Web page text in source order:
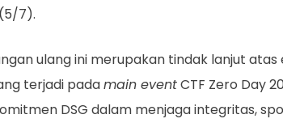
7).
ulang ini merupakan tindak lanjut atas
terjadi padamain eventCTF Zero Day
DSG dalam menjaga integritas,